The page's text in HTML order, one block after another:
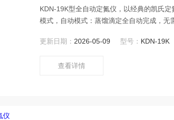
KDN-19K型全自动定氮仪，以经典的凯氏
模式，自动模式：蒸馏滴定全自动完成，无
更新日期： 2026-05-09 型号： KDN-19K
查看详情